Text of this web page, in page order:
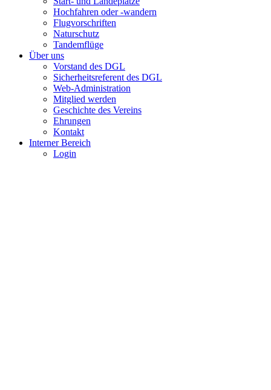
Hochfahren oder -wandern
Flugvorschriften
Naturschutz
Tandemflüge
Über uns
Vorstand des DGL
Sicherheitsreferent des DGL
Web-Administration
Mitglied werden
Geschichte des Vereins
Ehrungen
Kontakt
Interner Bereich
Login